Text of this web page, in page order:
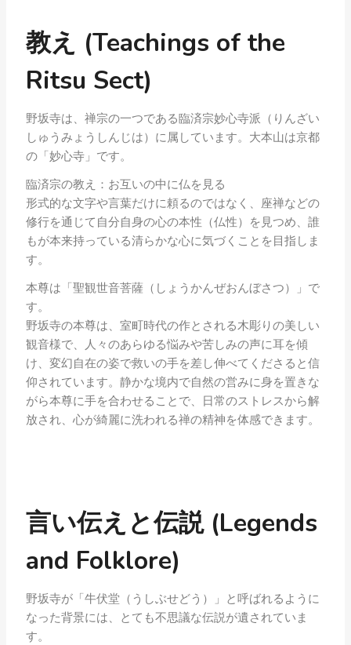
教え (Teachings of the
Ritsu Sect)
野坂寺は、禅宗の一つである臨済宗妙心寺派（りんざい
しゅうみょうしんじは）に属しています。大本山は京都
の「妙心寺」です。
臨済宗の教え：お互いの中に仏を見る
形式的な文字や言葉だけに頼るのではなく、座禅などの
修行を通じて自分自身の心の本性（仏性）を見つめ、誰
もが本来持っている清らかな心に気づくことを目指しま
す。
本尊は「聖観世音菩薩（しょうかんぜおんぼさつ）」で
す。
野坂寺の本尊は、室町時代の作とされる木彫りの美しい
観音様で、人々のあらゆる悩みや苦しみの声に耳を傾
け、変幻自在の姿で救いの手を差し伸べてくださると信
仰されています。静かな境内で自然の営みに身を置きな
がら本尊に手を合わせることで、日常のストレスから解
放され、心が綺麗に洗われる禅の精神を体感できます。
言い伝えと伝説 (Legends
and Folklore)
野坂寺が「牛伏堂（うしぶせどう）」と呼ばれるように
なった背景には、とても不思議な伝説が遺されていま
す。